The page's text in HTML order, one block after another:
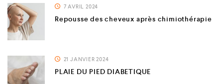
7 AVRIL 2024
Repousse des cheveux après chimiothérapie
21 JANVIER 2024
PLAIE DU PIED DIABETIQUE